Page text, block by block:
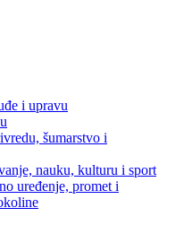
i upravu
šumarstvo i
nauku, kulturu i sport
uređenje, promet i